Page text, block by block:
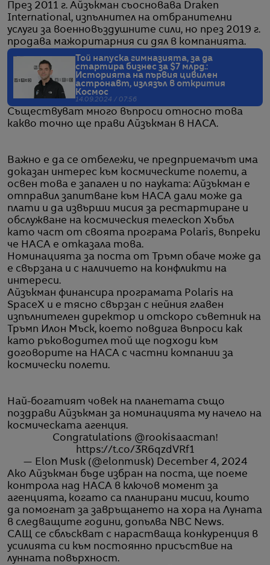
През 2011 г. Айзъкман съосновава Draken
International, изпълнител на отбранителни
услуги за военновъздушните сили, но през 2019 г.
продава мажоритарния си дял в компанията.
Той напуска гимназията, за да
стартира бизнес за $7 млрд.:
Историята на първия цивилен
астронавт, излязъл в открития
Космос
14.09.2024 / 07:56
Съществуват много въпроси относно това
какво точно ще прави Айзъкман в НАСА.
Важно е да се отбележи, че предприемачът има
доказан интерес към космическите полети, а
освен това е запален и по науката: Айзъкман е
отправил запитване към НАСА дали може да
плати и да извърши мисия за рестартиране и
обслужване на космическия телескоп Хъбъл
като част от своята програма Polaris, въпреки
че НАСА е отказала това.
Номинацията за поста от Тръмп обаче може да
е свързана и с наличието на конфликти на
интереси.
Айзъкман финансира програмата Polaris на
SpaceX и е тясно свързан с нейния главен
изпълнителен директор и отскоро съветник на
Тръмп Илон Мъск, което повдига въпроси как
като ръководител той ще подходи към
договорите на НАСА с частни компании за
космически полети.
Най-богатият човек на планетата също
поздрави Айзъкман за номинацията му начело на
космическата агенция.
Congratulations @rookisaacman!
https://t.co/3R6qzdVRf1
— Elon Musk (@elonmusk) December 4, 2024
Ако Айзъкман бъде избран на поста, ще поеме
контрола над НАСА в ключов момент за
агенцията, когато са планирани мисии, които
да помогнат за завръщането на хора на Луната
в следващите години, допълва NBC News.
САЩ се сблъскват с нарастваща конкуренция в
усилията си към постоянно присъствие на
лунната повърхност.